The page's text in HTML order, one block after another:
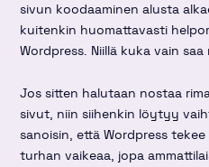
sivun koodaaminen alusta
kuitenkin huomattavasti
Wordpress. Niillä kuka vain
Jos sitten halutaan nostaa
sivut, niin siihenkin löytyy
sanoisin, että Wordpress
turhan vaikeaa, jopa